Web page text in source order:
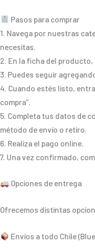
Pasos para comprar
1. Navega por nuestras
necesitas.
2. En la ficha del producto,
3. Puedes seguir
4. Cuando estés listo,
compra”.
5. Completa tus datos de
método de envío o retiro.
6. Realiza el pago online.
7. Una vez confirmado,
Opciones de entrega
Ofrecemos distintas
Envíos a todo Chile